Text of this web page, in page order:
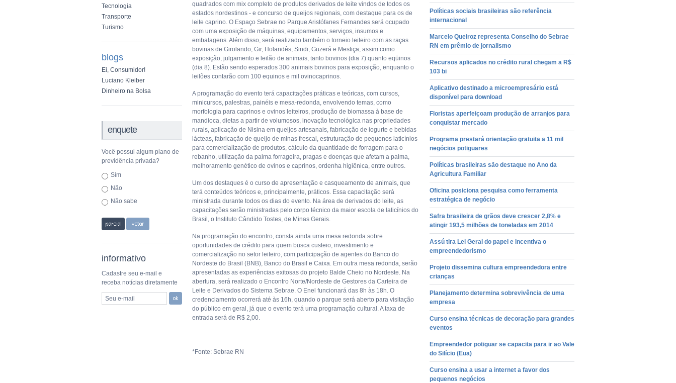
Tecnologia
Transporte
Turismo
blogs
Ei, Consumidor!
Luciano Kleiber
Dinheiro na Bolsa
enquete
Você possui algum plano de
previdência privada?
Sim
Não
Não sabe
informativo
Cadastre seu e-mail e
receba notícias diretamente
Seu e-mail
Políticas sociais brasileiras são referência
internacional
Marcelo Queiroz representa Conselho do Sebrae
RN em prêmio de jornalismo
Recursos aplicados no crédito rural chegam a R$
103 bi
Aplicativo destinado a microempresário está
disponível para download
Floristas aperfeiçoam produção de arranjos para
conquistar mercado
Programa prestará orientação gratuita a 11 mil
negócios potiguares
Políticas brasileiras são destaque no Ano da
Agricultura Familiar
Oficina posiciona pesquisa como ferramenta
estratégica de negócio
Safra brasileira de grãos deve crescer 2,8% e
atingir 193,5 milhões de toneladas em 2014
Assú tira Lei Geral do papel e incentiva o
empreendedorismo
Projeto dissemina cultura empreendedora entre
crianças
Planejamento determina sobrevivência de uma
empresa
Curso ensina técnicas de decoração para grandes
eventos
Empreendedor potiguar se capacita para ir ao Vale
do Silício (Eua)
Curso ensina a usar a internet a favor dos
pequenos negócios
quadrados com mix completo de produtos derivados de leite vindos de todos os
estados nordestinos - e concurso de queijos regionais, com destaque para os de
leite caprino. O Espaço Sebrae no Parque Aristófanes Fernandes será ocupado
com uma exposição de máquinas, equipamentos, serviços, insumos e
embalagens. Além disso, será realizado também o torneio leiteiro com as raças
bovinas de Girolando, Gir, Holandês, Sindi, Guzerá e Mestiça, assim como
exposição, julgamento e leilão de animais, tanto bovinos (dia 7) quanto eqüinos
(dia 8). Estão sendo esperados 300 animais bovinos para exposição, enquanto o
leilões contarão com 100 equinos e mil ovinocaprinos.
A programação do evento terá capacitações práticas e teóricas, com cursos,
minicursos, palestras, painéis e mesa-redonda, envolvendo temas, como
morfologia para caprinos e ovinos leiteiros, produção de biomassa à base de
mandioca, dietas a partir de volumosos, inovação tecnológica nas propriedades
rurais, aplicação de Nisina em queijos artesanais, fabricação de iogurte e bebidas
lácteas, fabricação de queijo de minas frescal, estruturação de pequenos laticínios
para comercialização de produtos, cálculo da quantidade de forragem para o
rebanho, utilização da palma forrageira, pragas e doenças que afetam a palma,
melhoramento genético de ovinos e caprinos, ordenha higiênica, entre outros.
Um dos destaques é o curso de apresentação e casqueamento de animais, que
terá conteúdos teóricos e, principalmente, práticos. Essa capacitação será
ministrada durante todos os dias do evento. Na área de derivados do leite, as
capacitações serão ministradas pelo corpo técnico da maior escola de laticínios do
Brasil, o Instituto Cândido Tostes, de Minas Gerais.
Na programação do encontro, consta ainda uma mesa redonda sobre
oportunidades de crédito para quem busca custeio, investimento e
comercialização no setor leiteiro, com participação de agentes do Banco do
Nordeste do Brasil (BNB), Banco do Brasil e Caixa. Em outra mesa redonda, serão
apresentadas as experiências exitosas do projeto Balde Cheio no Nordeste. Na
abertura, será realizado o Encontro Norte/Nordeste de Gestores da Carteira de
Leite e Derivados do Sistema Sebrae. O Enel funcionará das 8h às 18h. O
credenciamento ocorrerá até às 16h, quando o parque será aberto para visitação
do público em geral, já que o evento terá uma programação cultural. A taxa de
entrada será de R$ 2,00.
*Fonte: Sebrae RN